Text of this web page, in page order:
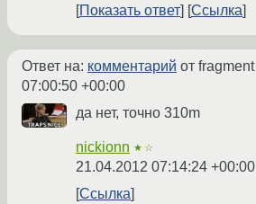
Показать ответ
Ссылка
Ответ на: комментарий от fragment
07:00:50 +00:00
да нет, точно 310m
nickionn ★☆
21.04.2012 07:14:24 +00:00
Ссылка